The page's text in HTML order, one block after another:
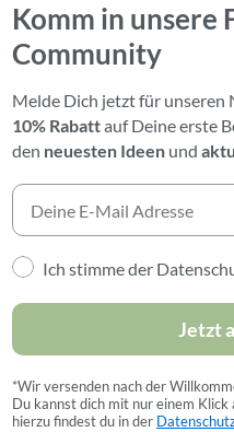
Komm in unsere
Community
Melde Dich jetzt für
10% Rabattauf Deine erste
den neuesten Ideen und
Ich stimme der
Jetzt
*Wir versenden nach der
Du kannst dich mit nur einem
hierzu findest du in der